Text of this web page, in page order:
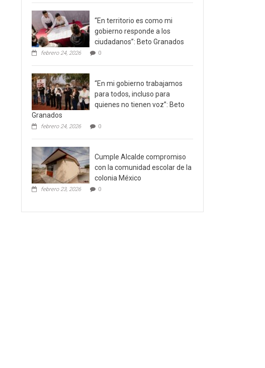
“En territorio es como mi
gobierno responde a los
ciudadanos”: Beto Granados
febrero 24, 2026 0
“En mi gobierno trabajamos
para todos, incluso para
quienes no tienen voz”: Beto
Granados
febrero 24, 2026 0
Cumple Alcalde compromiso
con la comunidad escolar de la
colonia México
febrero 23, 2026 0